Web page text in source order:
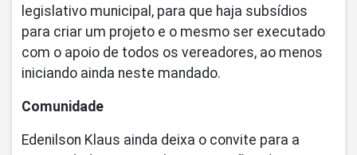
legislativo municipal, para que haja subsídios
para criar um projeto e o mesmo ser executado
com o apoio de todos os vereadores, ao menos
iniciando ainda neste mandado.
Comunidade
Edenilson Klaus ainda deixa o convite para a